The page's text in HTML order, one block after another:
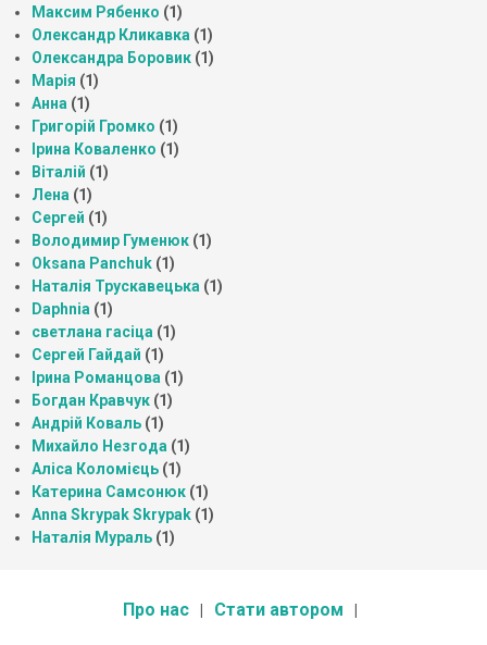
Максим Рябенко (1)
Олександр Кликавка (1)
Олександра Боровик (1)
Марія (1)
Анна (1)
Григорій Громко (1)
Ірина Коваленко (1)
Віталій (1)
Лена (1)
Сергей (1)
Володимир Гуменюк (1)
Oksana Panchuk (1)
Наталія Трускавецька (1)
Daphnia (1)
светлана гасіца (1)
Сергей Гайдай (1)
Ірина Романцова (1)
Богдан Кравчук (1)
Андрій Коваль (1)
Михайло Незгода (1)
Аліса Коломієць (1)
Катерина Самсонюк (1)
Anna Skrypak Skrypak (1)
Наталія Мураль (1)
Про нас Стати автором